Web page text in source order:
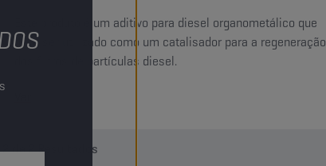
Este produto é um aditivo para diesel organometálico que
deve ser utilizado como um catalisador para a regeneração
dos filtros de partículas diesel.
2de2Resultados